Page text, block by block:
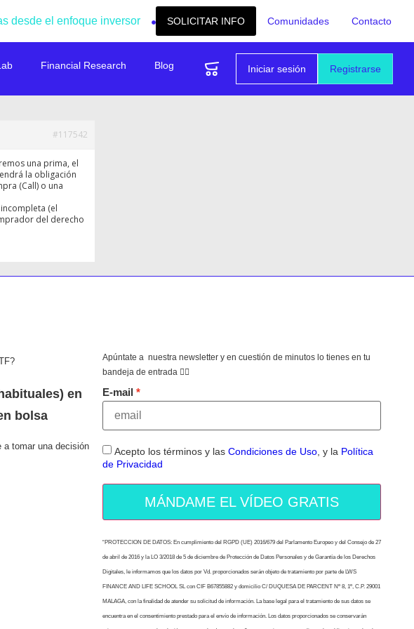
desde el enfoque inversor SOLICITAR INFO Comunidades Contacto
Registrarse
Iniciar sesión
Financial Research Blog
#117542
una prima, el
la obligación
(Call) o una
(el
del derecho
en
bolsa
a tomar una decisión
Apúntate a nuestra newsletter y en cuestión de minutos lo tienes en tu
bandeja de entrada 👇🏻
E-mail
Acepto los términos y las Condiciones de Uso, y la Política
de Privacidad
MÁNDAME EL VÍDEO GRATIS
“PROTECCION DE DATOS: En cumplimiento del RGPD (UE) 2016/679 del Parlamento Europeo y del Consejo de 27
de abril de 2016 y la LO 3/2018 de 5 de diciembre de Protección de Datos Personales y de Garantía de los Derechos
Digitales, le informamos que los datos por Vd. proporcionados serán objeto de tratamiento por parte de LWS
FINANCE AND LIFE SCHOOL SL con CIF B67855882 y domicilio C/ DUQUESA DE PARCENT Nº 8, 1º, C.P. 29001
MALAGA, con la finalidad de atender su solicitud de información. La base legal para el tratamiento de sus datos se
encuentra en el consentimiento prestado para el envío de información. Los datos proporcionados se conservarán